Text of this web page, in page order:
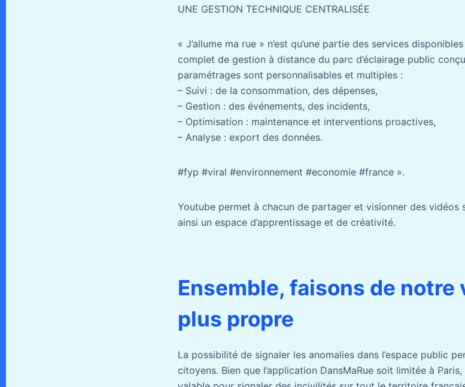
UNE GESTION TECHNIQUE CENTRALISÉE
« J’allume ma rue » n’est qu’une partie des services
complet de gestion à distance du parc d’éclairage public
paramétrages sont personnalisables et multiples :
– Suivi : de la consommation, des dépenses,
– Gestion : des événements, des incidents,
– Optimisation : maintenance et interventions proactives,
– Analyse : export des données.
#fyp #viral #environnement #economie #france ».
Youtube permet à chacun de partager et visionner des vidéos
ainsi un espace d’apprentissage et de créativité.
Ensemble, faisons de
plus propre
La possibilité de signaler les anomalies dans l’espace public
citoyens. Bien que l’application DansMaRue soit limitée à